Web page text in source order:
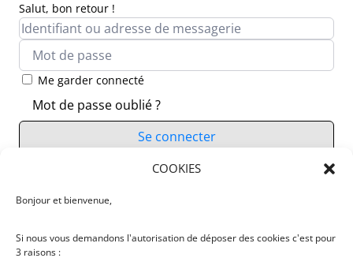
COOKIES
Bonjour et bienvenue,
Si nous vous demandons l'autorisation de déposer des cookies c'est pour
3 raisons :
Salut, bon retour !
Me garder connecté
Mot de passe oublié ?
Se connecter
Vous n’avez pas de compte ?